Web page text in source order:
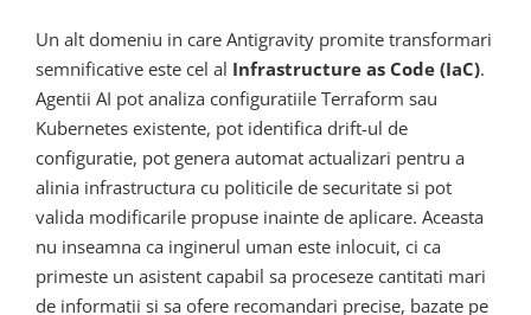
Un alt domeniu in care Antigravity promite transformari
semnificative este cel al Infrastructure as Code (IaC).
Agentii AI pot analiza configuratiile Terraform sau
Kubernetes existente, pot identifica drift-ul de
configuratie, pot genera automat actualizari pentru a
alinia infrastructura cu politicile de securitate si pot
valida modificarile propuse inainte de aplicare. Aceasta
nu inseamna ca inginerul uman este inlocuit, ci ca
primeste un asistent capabil sa proceseze cantitati mari
de informatii si sa ofere recomandari precise, bazate pe